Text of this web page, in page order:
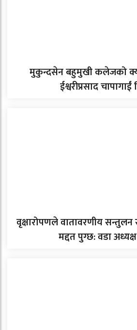
मुकुन्दसेन बहुमुखी कलेजको
ईश्वरीप्रसाद
वृक्षारोपणले वातावरणीय
मद्दत पुग्छ: वडा